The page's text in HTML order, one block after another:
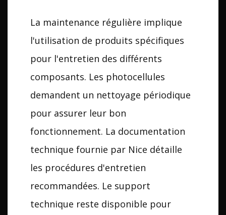
La maintenance régulière implique
l'utilisation de produits spécifiques
pour l'entretien des différents
composants. Les photocellules
demandent un nettoyage périodique
pour assurer leur bon
fonctionnement. La documentation
technique fournie par Nice détaille
les procédures d'entretien
recommandées. Le support
technique reste disponible pour